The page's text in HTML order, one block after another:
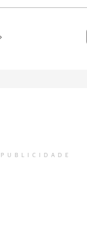
PUBLICIDADE